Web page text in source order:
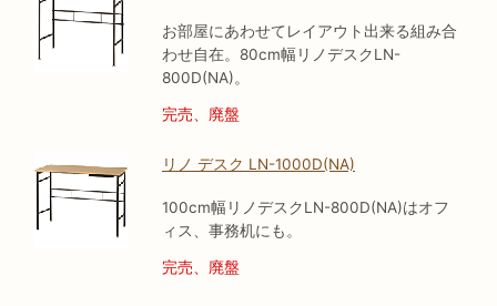
お部屋にあわせてレイアウト出来る組み合
わせ自在。80cm幅リノデスクLN-
800D(NA)。
完売、廃盤
リノ デスク LN-1000D(NA)
100cm幅リノデスクLN-800D(NA)はオフ
ィス、事務机にも。
完売、廃盤